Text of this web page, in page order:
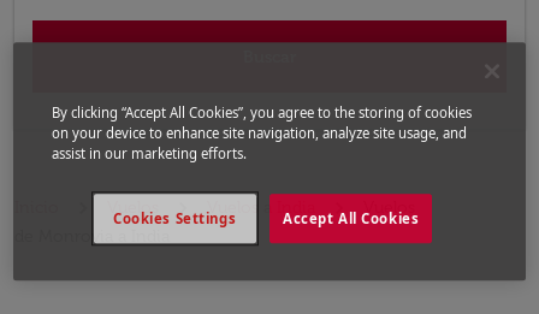
Vuelos Vuelos a India
Vuelos
By clicking “Accept All Cookies”, you agree to the storing of cookies
on your device to enhance site navigation, analyze site usage, and
assist in our marketing efforts.
Accept All Cookies
Cookies Settings